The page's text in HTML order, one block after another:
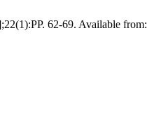
62-69. Available from: